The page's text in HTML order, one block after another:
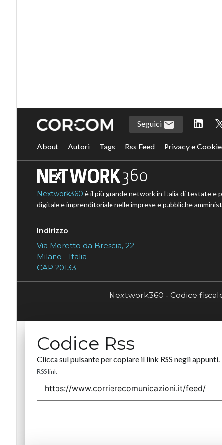
Seguici
About Autori Tags Rss Feed Privacy e
Nextwork360 è il più grande network in Italia di testate e
digitale e imprenditoriale nelle imprese e pubbliche
Indirizzo
Via Moretto da Brescia, 22
Milano - Italia
CAP 20133
Nextwork360 - Codice
Codice Rss
Clicca sul pulsante per copiare il link RSS negli appunti.
RSS link